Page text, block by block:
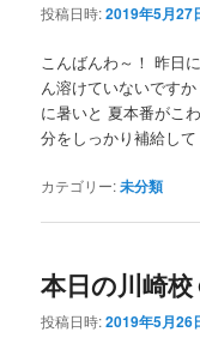
投稿日時:2019年5月27
こんばんわ～！ 昨日
ん溶けていないです
に暑いと 夏本番がこ
分をしっかり補給し
カテゴリー:未分類
本日の川崎
投稿日時:2019年5月26